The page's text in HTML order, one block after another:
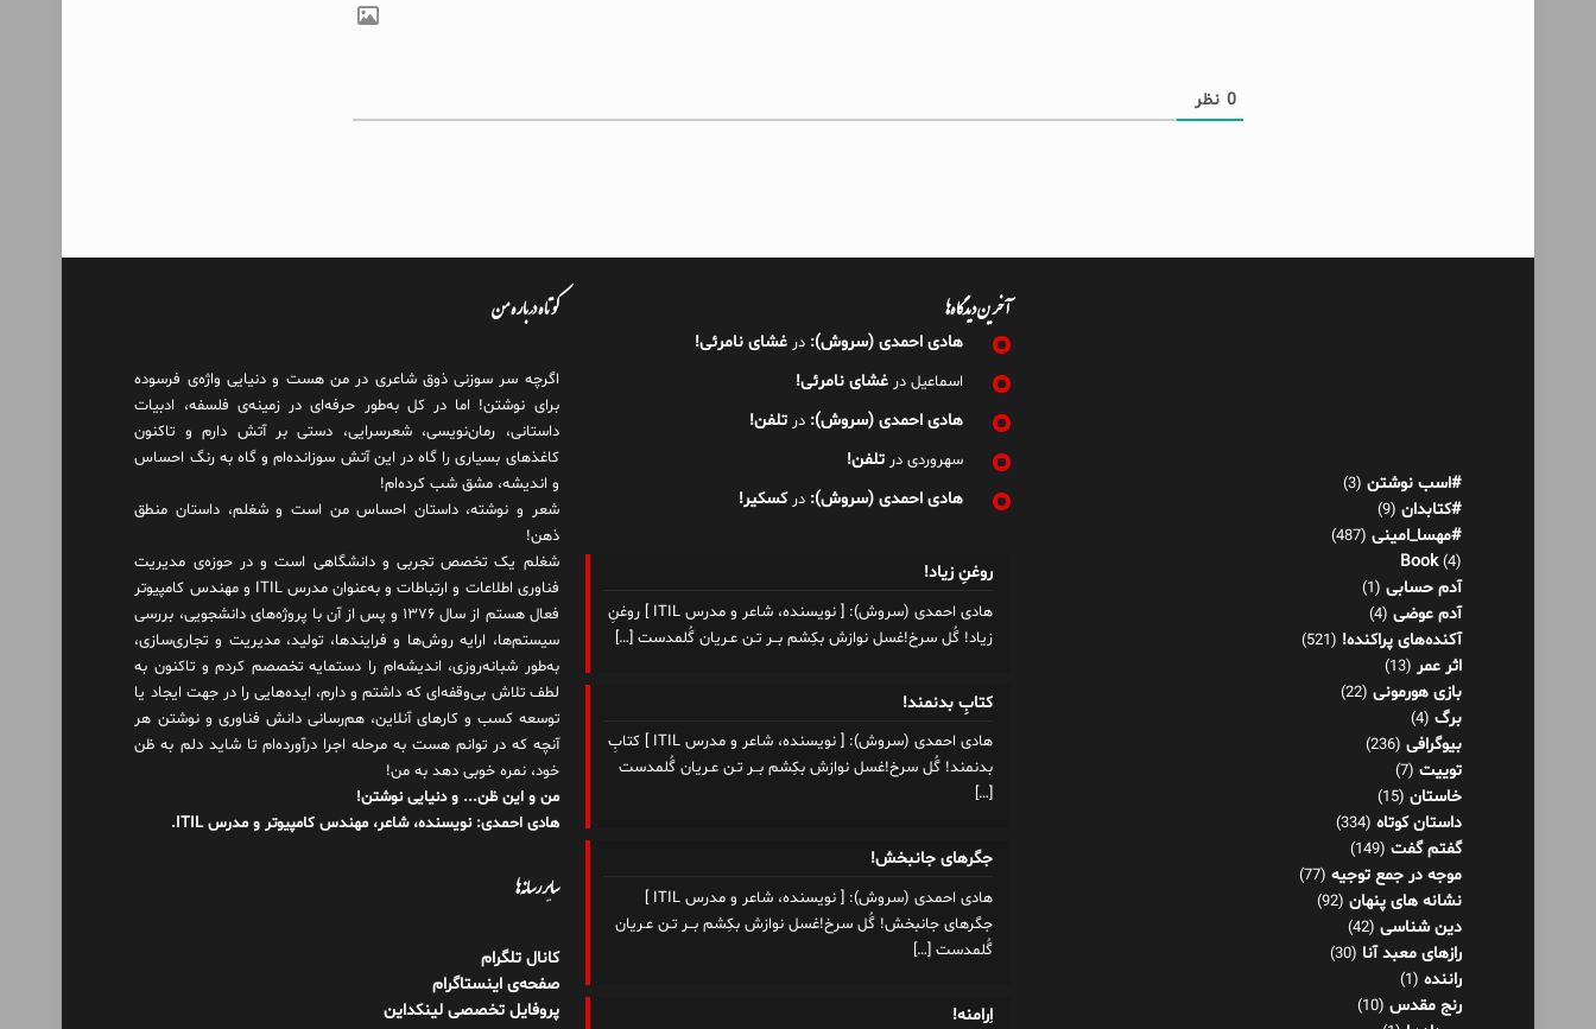
0نظر
#اسب نوشتن (3)
#کتابدان (9)
#مهسا_امینی (487)
Book(4)
آدم حسابی (1)
آدم عوضی (4)
آکنده‌های پراکنده! (521)
اثر عمر (13)
بازی هورمونی (22)
برگ (4)
بیوگرافی (236)
توییت (7)
خاستان (15)
داستان کوتاه (334)
گفتم گفت (149)
موجه در جمع توجیه (77)
نشانه های پنهان (92)
دین شناسی (42)
رازهای معبد آنا (30)
راننده (1)
رنج مقدس (10)
آخرین دیدگاه‌ها
هادی احمدی (سروش): درغشای نامرئی!
اسماعیل درغشای نامرئی!
هادی احمدی (سروش): درتلفن!
سهروردی درتلفن!
هادی احمدی (سروش): درکسکیر!
روغنِ زیاد!
هادی احمدی (سروش): [ نویسنده، شاعر و مدرس ITIL ] روغنِ
زیاد! گُل سرخ!غسل نوازش بکِشم بــر تـن عـریان گُلمدست […]
کتابِ بدنمند!
هادی احمدی (سروش): [ نویسنده، شاعر و مدرس ITIL ] کتابِ
بدنمند! گُل سرخ!غسل نوازش بکِشم بــر تـن عـریان گُلمدست
[…]
جگرهای جانبخش!
هادی احمدی (سروش): [ نویسنده، شاعر و مدرس ITIL ]
جگرهای جانبخش! گُل سرخ!غسل نوازش بکِشم بــر تـن عـریان
گُلمدست […]
اِرامنه!
کوتاه درباره من
اگرچه سر سوزنی ذوق شاعری در من هست و دنیایی واژه‌‌ی فرسوده
برای نوشتن! اما در کل به‌طور حرفه‌ای در زمینه‌ی فلسفه، ادبیات
داستانی، رمان‌نویسی، شعرسرایی، دستی بر آتش دارم و تاکنون
کاغذهای بسیاری را گاه در این آتش سوزانده‌ام و گاه به رنگ احساس
و اندیشه، مشق شب کرده‌ام!
شعر و نوشته، داستان احساس من است و شغلم، داستان منطق
ذهن!
شغلم یک تخصص تجربی و دانشگاهی است و در حوزه‌ی مدیریت
فناوری اطلاعات و ارتباطات و به‌عنوان مدرس ITIL و مهندس کامپیوتر
فعال هستم از سال ۱۳۷۶ و پس از آن با پروژه‌های دانشجویی، بررسی
سیستم‌ها، ارایه روش‌ها و فرایندها، تولید، مدیریت و تجاری‌سازی،
به‌طور شبانه‌روزی، اندیشه‌ام را دستمایه تخصصم کردم و تاکنون به
لطف تلاش بی‌وقفه‌ای که داشتم و دارم، اید‌ه‌هایی را در جهت ایجاد یا
توسعه کسب و کارهای آنلاین، هم‌رسانی دانش فناوری و نوشتن هر
آنچه که در توانم هست به مرحله اجرا درآورده‌ام تا شاید دلم به ظن
خود، نمره خوبی دهد به من!
من و این ظن... و دنیایی نوشتن!
هادی احمدی: نویسنده، شاعر، مهندس کامپیوتر و مدرس ITIL.
سایر رسانه‌ها
کانال تلگرام
صفحه‌ی اینستاگرام
پروفایل تخصصی لینکداین